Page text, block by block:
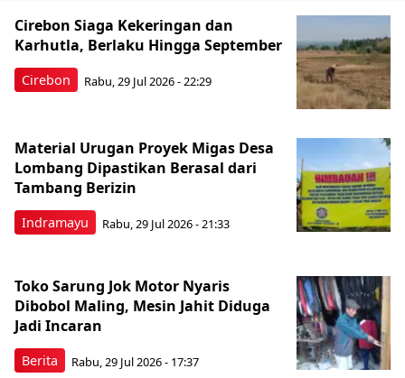
Cirebon
Cirebon Siaga Kekeringan dan
Karhutla, Berlaku Hingga September
Rabu, 29 Jul 2026 - 22:29
Indramayu
Material Urugan Proyek Migas Desa
Lombang Dipastikan Berasal dari
Tambang Berizin
Rabu, 29 Jul 2026 - 21:33
Berita
Toko Sarung Jok Motor Nyaris
Dibobol Maling, Mesin Jahit Diduga
Jadi Incaran
Rabu, 29 Jul 2026 - 17:37